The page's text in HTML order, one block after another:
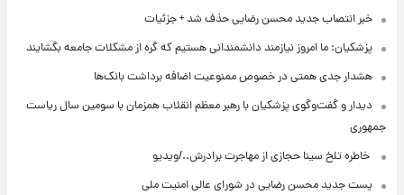
خبر انتصاب جدید محسن رضایی حذف شد + جزئیات
پزشکیان: ما امروز نیازمند دانشمندانی هستیم که گره از مشکلات جامعه بگشایند
هشدار جدی همتی در خصوص ممنوعیت اضافه ‌برداشت بانک‌ها
دیدار و گفت‌وگوی پزشکیان با رهبر معظم انقلاب همزمان با سومین سال ریاست
جمهوری
⁨ خاطره تلخ سینا حجازی از مهاجرت برادرش../ویدیو
پست جدید محسن رضایی در شورای عالی امنیت ملی